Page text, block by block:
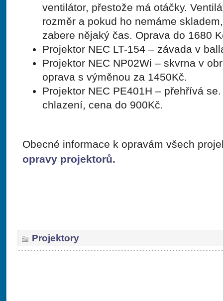
ventilátor, přestože má otáčky.
rozměr a pokud ho nemáme
zabere nějaký čas. Oprava do 1680
Projektor NEC LT-154 – závada v
Projektor NEC NP02Wi – skvrna v
oprava s výměnou za 1450Kč.
Projektor NEC PE401H – přehřívá
chlazení, cena do 900Kč.
Obecné informace k opravám všech
opravy projektorů.
Projektory